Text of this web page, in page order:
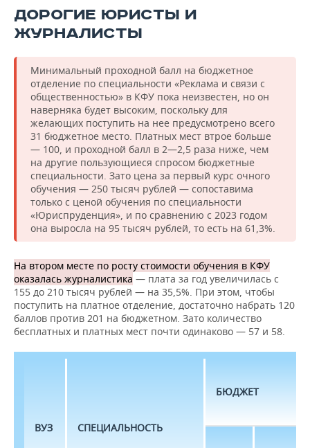
ДОРОГИЕ ЮРИСТЫ И
ЖУРНАЛИСТЫ
Минимальный проходной балл на бюджетное
отделение по специальности «Реклама и связи с
общественностью» в КФУ пока неизвестен, но он
наверняка будет высоким, поскольку для
желающих поступить на нее предусмотрено всего
31 бюджетное место. Платных мест втрое больше
— 100, и проходной балл в 2—2,5 раза ниже, чем
на другие пользующиеся спросом бюджетные
специальности. Зато цена за первый курс очного
обучения — 250 тысяч рублей — сопоставима
только с ценой обучения по специальности
«Юриспруденция», и по сравнению с 2023 годом
она выросла на 95 тысяч рублей, то есть на 61,3%.
На втором месте по росту стоимости обучения в КФУ
оказалась журналистика — плата за год увеличилась с
155 до 210 тысяч рублей — на 35,5%. При этом, чтобы
поступить на платное отделение, достаточно набрать 120
баллов против 201 на бюджетном. Зато количество
бесплатных и платных мест почти одинаково — 57 и 58.
ВУЗ СПЕЦИАЛЬНОСТЬ
БЮДЖЕТ